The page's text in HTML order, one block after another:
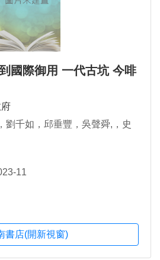
國際御用 一代古坑 今啡
劉千如，邱垂豐，吳聲舜,，史
11
書店(開新視窗)